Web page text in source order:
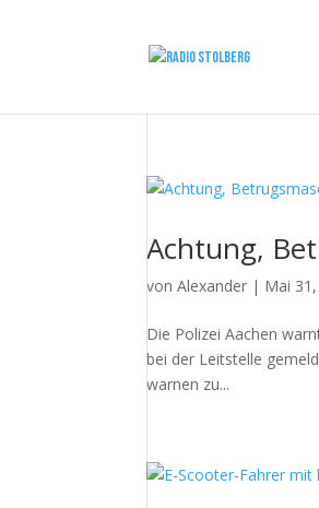
Achtung,
vonAlexander | Mai
Die Polizei Aachen
bei der Leitstelle
warnen zu...